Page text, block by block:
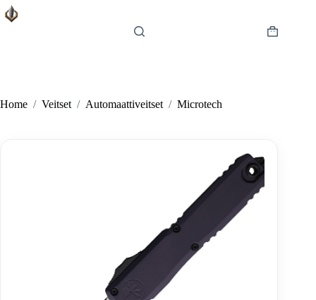
Skip
to
Shopping
Home / Veitset / Automaattiveitset / Microtech